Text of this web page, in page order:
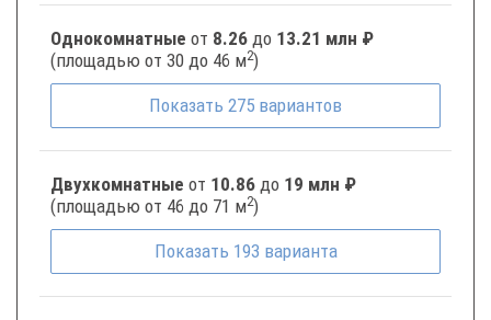
Однокомнатные от 8.26 до 13.21 млн ₽
(площадью от 30 до 46 м2)
Показать 275 вариантов
Двухкомнатные от 10.86 до 19 млн ₽
(площадью от 46 до 71 м2)
Показать 193 варианта